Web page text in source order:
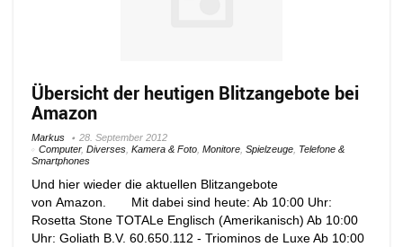
Übersicht der heutigen Blitzangebote bei
Amazon
Markus
28. September 2012
Computer, Diverses Kamera & Foto Monitore Spielzeuge Telefone &
Smartphones
Und hier wieder die aktuellen Blitzangebote
von Amazon. Mit dabei sind heute: Ab 10:00 Uhr:
Rosetta Stone TOTALe Englisch (Amerikanisch) Ab 10:00
Uhr: Goliath B.V. 60.650.112 - Triominos de Luxe Ab 10:00